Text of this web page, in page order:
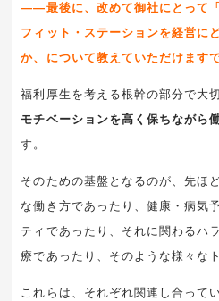
――最後に、改めて御社にとって
フィット・ステーションを経営に
か、について教えていただけます
福利厚生を考える根幹の部分で大
モチベーションを高く保ちながら
す。
そのための基盤となるのが、先ほ
な働き方であったり、健康・病気
ティであったり、それに関わるハ
療であったり、そのような様々な
これらは、それぞれ関連し合って